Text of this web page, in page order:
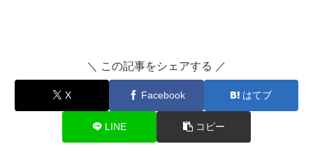
＼ この記事をシェアする ／
X Facebook はてブ
LINE コピー